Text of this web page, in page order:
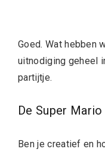
Goed. Wat hebben
uitnodiging geheel
partijtje.
De Super
Ben je creatief en